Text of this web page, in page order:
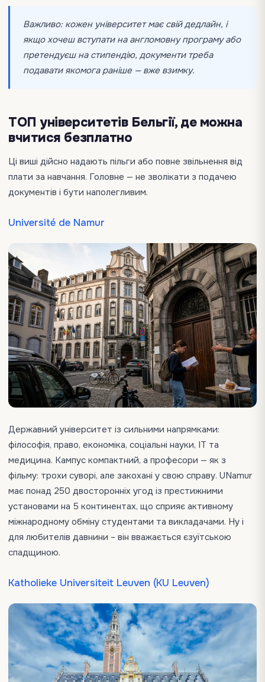
Важливо: кожен університет має свій дедлайн, і
якщо хочеш вступати на англомовну програму або
претендуєш на стипендію, документи треба
подавати якомога раніше — вже взимку.
ТОП університетів Бельгії, де можна
вчитися безплатно
Ці виші дійсно надають пільги або повне звільнення від
плати за навчання. Головне — не зволікати з подачею
документів і бути наполегливим.
Université de Namur
Державний університет із сильними напрямками:
філософія, право, економіка, соціальні науки, ІТ та
медицина. Кампус компактний, а професори — як з
фільму: трохи суворі, але закохані у свою справу. UNamur
має понад 250 двосторонніх угод із престижними
установами на 5 континентах, що сприяє активному
міжнародному обміну студентами та викладачами. Ну і
для любителів давнини – він вважається єзуїтською
спадщиною.
Katholieke Universiteit Leuven (KU Leuven)